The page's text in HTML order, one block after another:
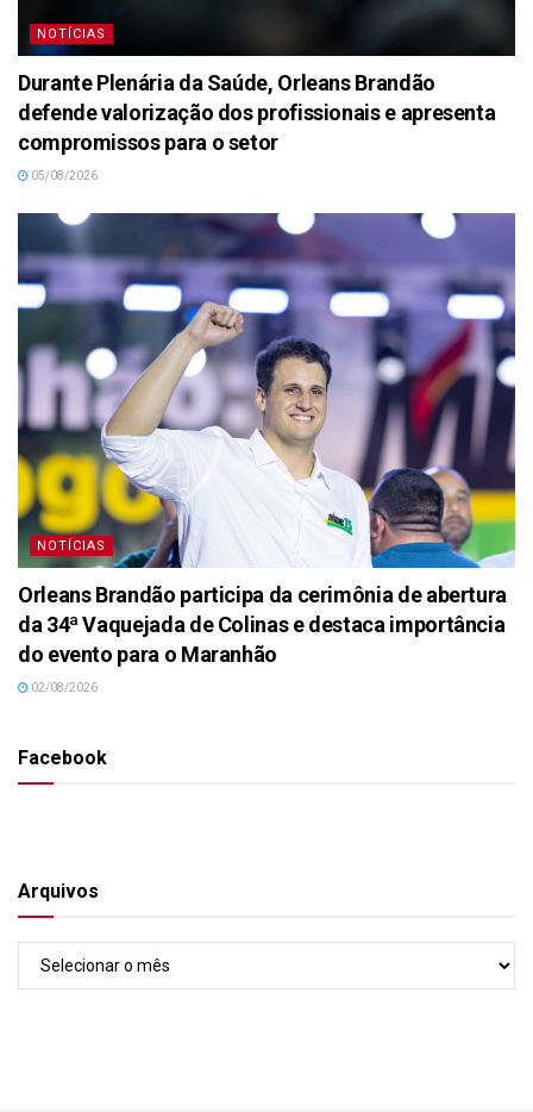
NOTÍCIAS
Durante Plenária da Saúde, Orleans Brandão
defende valorização dos profissionais e apresenta
compromissos para o setor
05/08/2026
NOTÍCIAS
Orleans Brandão participa da cerimônia de abertura
da 34ª Vaquejada de Colinas e destaca importância
do evento para o Maranhão
02/08/2026
Facebook
Arquivos
Arquivos